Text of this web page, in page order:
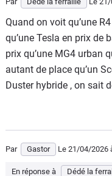
deuxième guerre
ONG obèse et
Inutile, donc pour
indispensable.
Quand on voit qu’une
qu’une Tesla en prix de
prix qu’une MG4 urban
autant de place qu’un
Duster hybride , on sait
Par Gastor Le 21/04/2026
En réponse à Dédé la